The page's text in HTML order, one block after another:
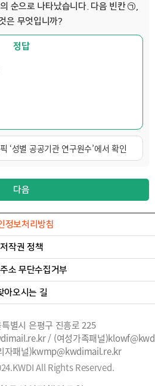
순으로 나타났습니다. 다음 빈칸 ㉠,
은 무엇입니까?
정답
‘성별 공공기관 연구원수’에서 확인
정보처리방침
저작권 정책
소 무단수집거부
아오시는 길
별시 은평구 진흥로 225
/ (여성가족패널)klowf@kwd
자패널)kwmp@kwdimail.re.kr
All Rights Reserved.